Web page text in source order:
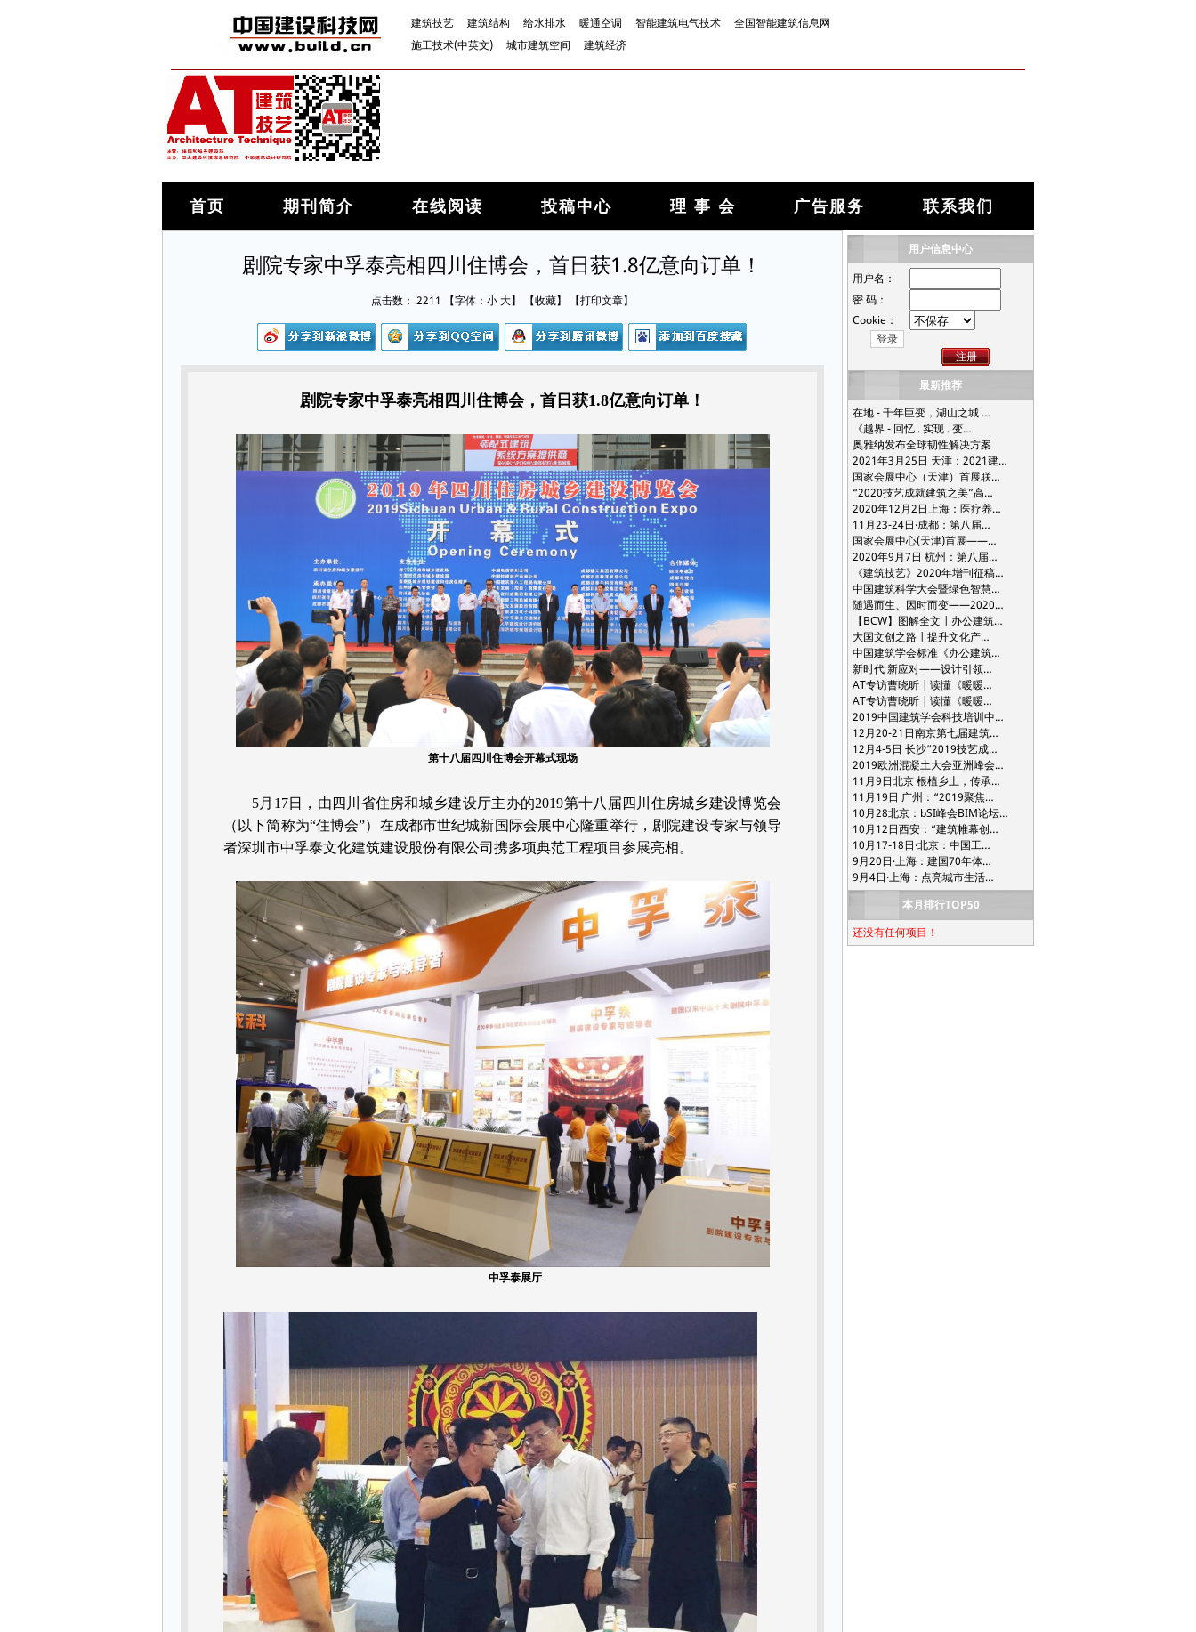
建筑技艺 建筑结构 给水排水 暖通空调 智能建筑电气技术
全国智能建筑信息网
施工技术(中英文)
城市建筑空间 建筑经济
首页 期刊简介 在线阅读 投稿中心 理 事 会 广告服务 联系我们
剧院专家中孚泰亮相四川住博会，首日获1.8亿意向订单！
点击数： 2211 【字体： 小大】 【收藏】 【打印文章】
剧院专家中孚泰亮相四川住博会，首日获1.8亿意向订单！
第十八届四川住博会开幕式现场
5月 17日，由四川省住房和城乡建设厅主办的2019第十八届四川住房城乡建设博览会
（以下简称为“住博会”）在成都市世纪城新国际会展中心隆重举行，剧院建设专家与领导
者深圳市中孚泰文化建筑建设股份有限公司携多项典范工程项目参展亮相。
中孚泰展厅
用户信息中心
用户名：
密 码：
Cookie：
注册
最新推荐
在地 - 千年巨变，湖山之城 …
《越界 - 回忆 . 实现 . 变…
奥雅纳发布全球韧性解决方案
2021年3月25日 天津：2021建…
国家会展中心（天津）首展联…
“2020技艺成就建筑之美”高…
2020年12月2日上海：医疗养…
11月23-24日·成都：第八届…
国家会展中心(天津)首展——…
2020年9月7日 杭州：第八届…
《建筑技艺》2020年增刊征稿…
中国建筑科学大会暨绿色智慧…
随遇而生、因时而变——2020…
【BCW】图解全文 | 办公建筑…
大国文创之路 | 提升文化产…
中国建筑学会标准《办公建筑…
新时代 新应对——设计引领…
AT专访曹晓昕 | 读懂《暖暖…
AT专访曹晓昕 | 读懂《暖暖…
2019中国建筑学会科技培训中…
12月20-21日南京第七届建筑…
12月4-5日 长沙“2019技艺成…
2019欧洲混凝土大会亚洲峰会…
11月9日北京 根植乡土，传承…
11月19日 广州：“2019聚焦…
10月28北京：bSI峰会BIM论坛…
10月12日西安：“建筑帷幕创…
10月17-18日·北京：中国工…
9月20日·上海：建国70年体…
9月4日·上海：点亮城市生活…
本月排行TOP50
还没有任何项目！